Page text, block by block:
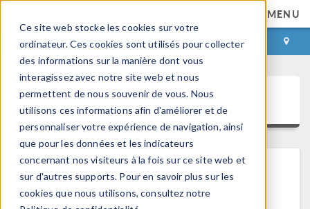
Ce site web stocke les cookies sur votre
ordinateur. Ces cookies sont utilisés pour collecter
des informations sur la manière dont vous
interagissez avec notre site web et nous
permettent de nous souvenir de vous. Nous
utilisons ces informations afin d'améliorer et de
personnaliser votre expérience de navigation, ainsi
que pour les données et les indicateurs
concernant nos visiteurs à la fois sur ce site web et
sur d'autres supports. Pour en savoir plus sur les
cookies que nous utilisons, consultez notre
MENU
CONNEXION CONTACT
COMSOL Access
Bienvenue sur COMSOL Access